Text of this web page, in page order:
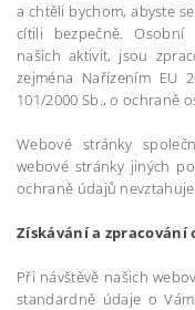
a chtěli bychom, abyste
cítili bezpečně. Osobní
našich aktivit, jsou
zejména Nařízením EU
101/2000 Sb., o ochraně
Webové stránky
webové stránky jiných
ochraně údajů
Získávání a zpracování
Při návštěvě našich
standardně údaje o